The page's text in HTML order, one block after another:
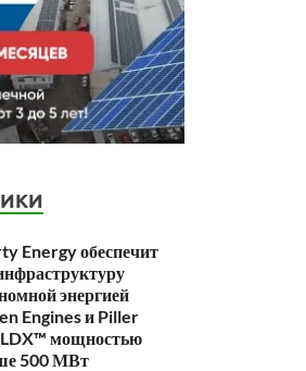
Energy обеспечит
энергией
Engines и Piller
мощностью
500 МВт